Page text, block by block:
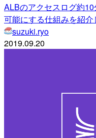
ALBのアクセスログ約
可能にする仕組みを紹介
suzuki.ryo
2019.09.20